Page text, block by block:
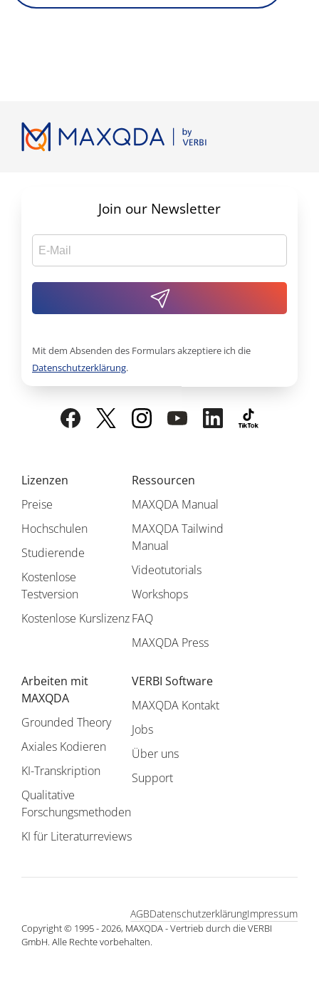
Lizenzen
Preise
Hochschulen
Studierende
Kostenlose
Testversion
Kostenlose Kurslizenz
Ressourcen
MAXQDA Manual
MAXQDA Tailwind
Manual
Videotutorials
Workshops
FAQ
MAXQDA Press
Arbeiten mit
MAXQDA
Grounded Theory
Axiales Kodieren
KI-Transkription
Qualitative
Forschungsmethoden
KI für Literaturreviews
VERBI Software
MAXQDA Kontakt
Jobs
Über uns
Support
Join our Newsletter
Mit dem Absenden des Formulars akzeptiere ich die
Datenschutzerklärung.
Copyright © 1995 - 2026, MAXQDA - Vertrieb durch die VERBI
GmbH. Alle Rechte vorbehalten.
Impressum
Datenschutzerklärung
AGB